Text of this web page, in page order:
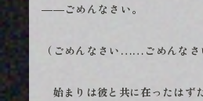
――ごめんなさい。
（ごめんなさい……ごめんな
始まりは彼と共に在ったはず